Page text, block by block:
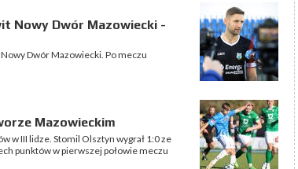
Nowy Dwór Mazowiecki -
Dwór Mazowiecki. Po meczu
Mazowieckim
w III lidze. Stomil Olsztyn wygrał 1:0 ze
punktów w pierwszej połowie meczu